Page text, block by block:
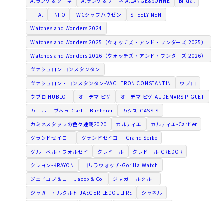
I.T.A.
INFO IWCシャフハウゼン
STEELY MEN
Watches and Wonders 2024
Watches and Wonders 2025（ウォッチズ・アンド・ワンダーズ 2025）
Watches and Wonders 2026（ウォッチズ・アンド・ワンダーズ 2026）
ヴァシュロン コンスタンタン
ヴァシュロン・コンスタンタン-VACHERON CONSTANTIN
ウブロ
ウブロ-HUBLOT
オーデマ ピゲ
オーデマ ピゲ-AUDEMARS PIGUET
カール F. ブヘラ-Carl F. Bucherer
カシス-CASSIS
カミネスタッフの色々連載2020
カルティエ
カルティエ-Cartier
グランドセイコー
グランドセイコー-Grand Seiko
グルーベル・フォルセイ
クレドール
クレドール-CREDOR
クレヨン-KRAYON
ゴリラウォッチ-Gorilla Watch
ジェイコブ＆コー-Jacob & Co.
ジャガー ルクルト
ジャガー・ルクルト-JAEGER-LECOULTRE
シャネル